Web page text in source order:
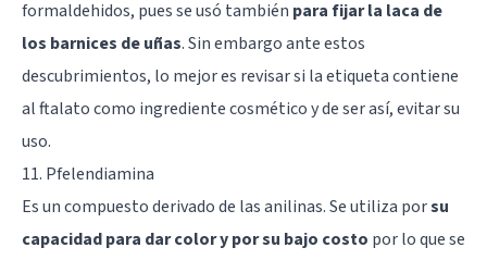
formaldehidos, pues se usó también para fijar la laca de
los barnices de uñas. Sin embargo ante estos
descubrimientos, lo mejor es revisar si la etiqueta contiene
al ftalato como ingrediente cosmético y de ser así, evitar su
uso.
11. Pfelendiamina
Es un compuesto derivado de las anilinas. Se utiliza porsu
capacidad para dar color y por su bajo costo por lo que se